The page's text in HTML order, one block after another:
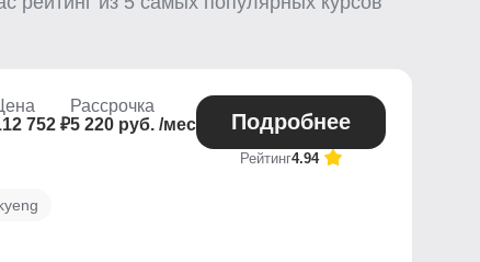
752 ₽
Рассрочка
5 220 руб. /мес
Подробнее
Рейтинг4.94